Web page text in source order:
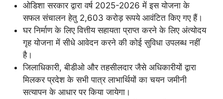
ओडिशा सरकार द्वारा वर्ष 2025-2026 में इस योजना के
सफल संचालन हेतु 2,603 करोड़ रूपये आवंटित किए गए हैं।
घर निर्माण के लिए वित्तीय सहायता प्राप्त करने के लिए अंत्योदय
गृह योजना में सीधे आवेदन करने की कोई सुविधा उपलब्ध नहीं
है।
जिलाधिकारी, बीडीओ और तहसीलदार जैसे अधिकारीयों द्वारा
मिलकर प्रदेश के सभी पात्र लाभार्थियों का चयन जमीनी
सत्यापन के आधार पर किया जायेगा।